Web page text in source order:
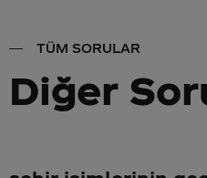
TÜM SORULAR
Diğer